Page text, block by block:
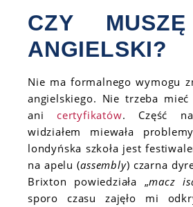
CZY
ANGIELSKI?
Nie ma formalnego wymogu
angielskiego. Nie trzeba mieć
ani certyfikatów. Część
widziałem miewała
londyńska szkoła jest
na apelu (assembly) czarna
Brixton powiedziała „macz
sporo czasu zajęło mi